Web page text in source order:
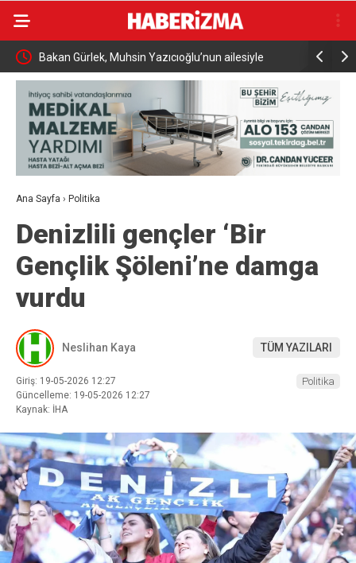
Bakan Gürlek, Muhsin Yazıcıoğlu’nun ailesiyle
görüştü
AK Parti
Ana Sayfa › Politika
Denizlili gençler ‘Bir
Gençlik Şöleni’ne damga
vurdu
Neslihan Kaya TÜM YAZILARI
Giriş: 19-05-2026 12:27
Güncelleme: 19-05-2026 12:27
Kaynak: İHA
Politika